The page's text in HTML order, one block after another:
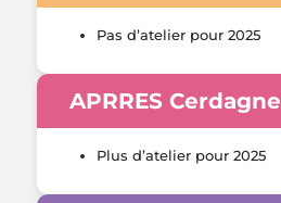
Pas d’atelier pour 2025
APRRES Cerdagne
Plus d’atelier pour 2025